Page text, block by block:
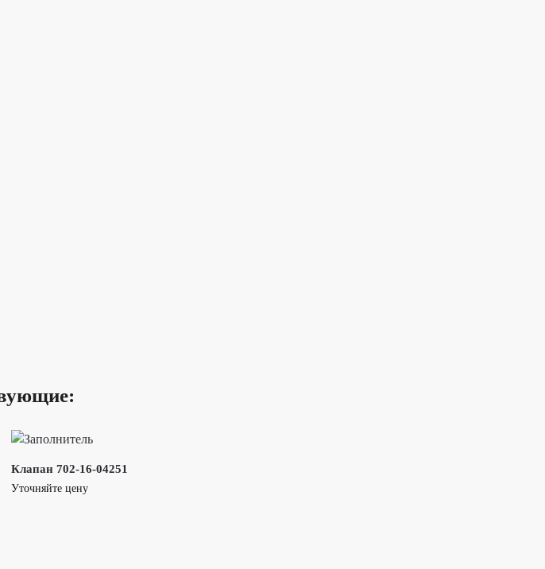
Клапан 702-16-04251
Уточняйте цену